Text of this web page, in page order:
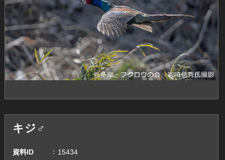
キジ♂
資料ID 15434